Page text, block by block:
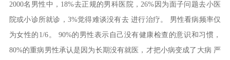
2000名男性中，18%去正规的男科医院，26%因为面子问题去小医
院或小诊所就诊，3%觉得难谈没有去 进行治疗。 男性看病频率仅
为女性的1/6。 90%的男性表示自己没有健康检查的意识和习惯，
80%的重病男性承认是因为长期没有就医，才把小病变成了大病 严